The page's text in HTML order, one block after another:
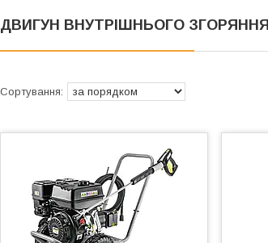
ДВИГУН ВНУТРІШНЬОГО ЗГОРЯННЯ